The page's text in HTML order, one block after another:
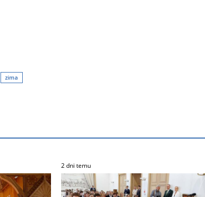
zima
2 dni temu